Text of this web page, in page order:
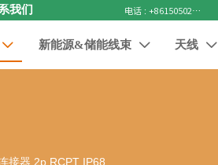
我们 电话 : +8615050271688
 新能源&储能线束  天线 
接器 2p RCPT IP68